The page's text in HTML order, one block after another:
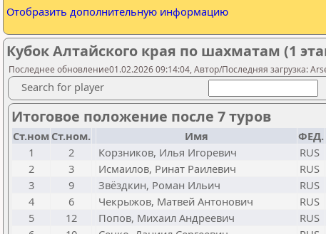
Отобразить дополнительную информацию
Кубок Алтайского края по шахматам (1
Последнее обновление01.02.2026 09:14:04, Автор/Последняя загрузка:
Search for player
Итоговое положение после 7 туров
Ст.ном Ст.ном. Имя ФЕД.
1
2 Корзников, Илья Игоревич RUS
2
3 Исмаилов, Ринат Раилевич RUS
3
9 Звёздкин, Роман Ильич RUS
4
6 Чекрыжов, Матвей Антонович RUS
5
12 Попов, Михаил Андреевич RUS